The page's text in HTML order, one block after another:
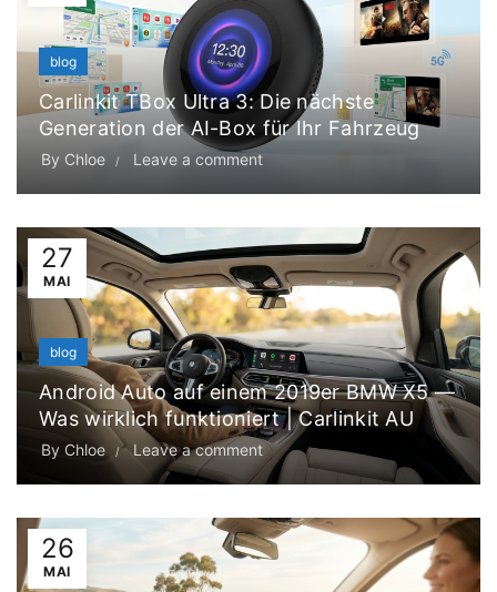
blog
Carlinkit TBox Ultra 3: Die nächste
Generation der AI-Box für Ihr Fahrzeug
By Chloe Leave a comment
27
MAI
blog
Android Auto auf einem 2019er BMW X5 —
Was wirklich funktioniert | Carlinkit AU
By Chloe Leave a comment
26
MAI